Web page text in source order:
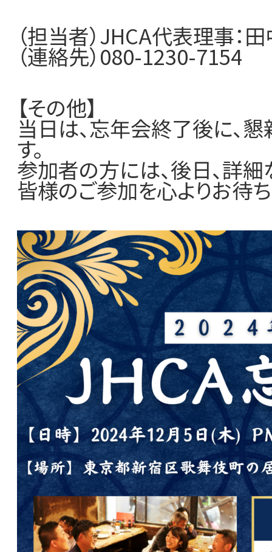
（担当者）JHCA代表理事：
（連絡先）080-1230-7154
【その他】
当日は、忘年会終了後に、
す。
参加者の方には、後日、詳細
皆様のご参加を心よりお待ち